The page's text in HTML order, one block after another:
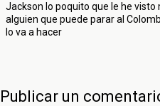
Jackson lo poquito que le he
alguien que puede parar al
lo va a hacer
Publicar un